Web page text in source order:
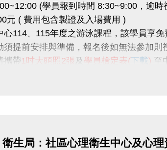
(學員報到時間 8:30~9:00，逾時
元 ( 費用包含製證及入場費用 )
心114、115年度之游泳課程，該學員享
須提前安排與準備，報名後如無法參加則
帶1吋大頭照2張及 學員檢定表(下載) 至
分級檢定
衛生局：社區心理衛生中心及心理